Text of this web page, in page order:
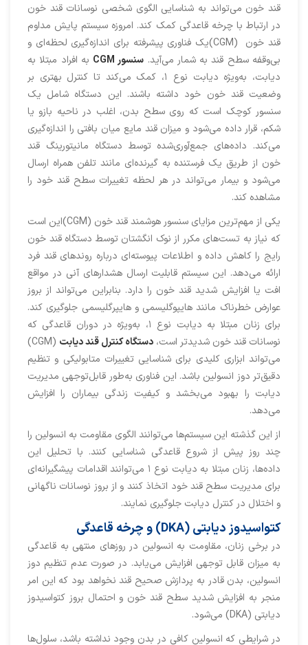
قند خون می‌تواند به شناسایی الگوی شخصی نوسانات قند خون
در ارتباط با چرخه قاعدگی کمک کند. امروزه سیستم پایش مداوم
قند خون (CGM)یک فناوری پیشرفته برای اندازه‌گیری لحظه‌ای و
بی‌وقفه سطح قند به شمار می‌آید. سنسور CGM
به افراد مبتلا به
دیابت، به‌ویژه دیابت نوع ۱، کمک می‌کند تا کنترل بهتری بر
وضعیت قند خون خود داشته باشند. این دستگاه شامل یک
سنسور کوچک است که روی سطح بدن، اغلب در ناحیه بازو یا
شکم، قرار داده می‌شود و میزان قند مایع میان بافتی را اندازه‌گیری
می‌کند. داده‌های جمع‌آوری‌شده توسط دستگاه مانیتورینگ قند
خون از طریق یک فرستنده به گیرنده‌ای مانند تلفن همراه ارسال
می‌شود و بیمار می‌تواند در هر لحظه تغییرات سطح قند خود را
مشاهده کند.
یکی از مهم‌ترین مزایای سنسور هوشمند قند خون (CGM)این است
که نیاز به تست‌های مکرر از نوک انگشتان توسط دستگاه قند خون
رایج را کاهش داده و اطلاعات پیوسته‌ای درباره روندهای قند فرد
ارائه می‌دهد. این سیستم قابلیت ارسال هشدارهای آنی در مواقع
افت یا افزایش شدید قند خون را دارد. بنابراین می‌تواند از بروز
عوارض خطرناک مانند هایپوگلیسمی و هایپرگلیسمی جلوگیری کند.
برای زنان مبتلا به دیابت نوع ۱، به‌ویژه در دوران قاعدگی که
نوسانات قند خون شدیدتر است، دستگاه کنترل قند دیابت
(CGM)
می‌تواند ابزاری کلیدی برای شناسایی تغییرات متابولیکی و تنظیم
دقیق‌تر دوز انسولین باشد. این فناوری به‌طور قابل‌توجهی مدیریت
دیابت را بهبود می‌بخشد و کیفیت زندگی بیماران را افزایش
می‌دهد.
از این گذشته این سیستم‌ها می‌توانند الگوی مقاومت به انسولین را
چند روز پیش از شروع قاعدگی شناسایی کنند. با تحلیل این
داده‌ها، زنان مبتلا به دیابت نوع ۱ می‌توانند اقدامات پیشگیرانه‌ای
برای مدیریت سطح قند خود اتخاذ کنند و از بروز نوسانات ناگهانی
و اختلال در کنترل دیابت جلوگیری نمایند.
کتواسیدوز دیابتی (DKA) و چرخه قاعدگی
در برخی زنان، مقاومت به انسولین در روزهای منتهی به قاعدگی
به میزان قابل توجهی افزایش می‌یابد. در صورت عدم تنظیم دوز
انسولین، بدن قادر به پردازش صحیح قند نخواهد بود که این امر
منجر به افزایش شدید سطح قند خون و احتمال بروز کتواسیدوز
دیابتی (DKA) می‌شود.
در شرایطی که انسولین کافی در بدن وجود نداشته باشد، سلول‌ها